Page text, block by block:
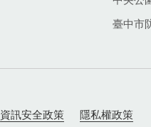
臺中市
資訊安全政策 隱私權政策